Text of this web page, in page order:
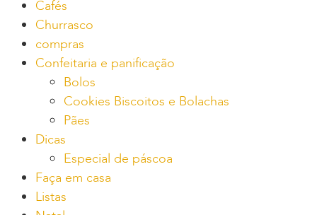
Cafés
Churrasco
compras
Confeitaria e panificação
Bolos
Cookies Biscoitos e Bolachas
Pães
Dicas
Especial de páscoa
Faça em casa
Listas